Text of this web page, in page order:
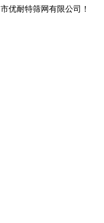
优耐特筛网有限公司！